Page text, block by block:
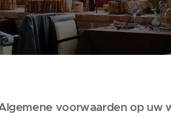
voorwaarden op uw